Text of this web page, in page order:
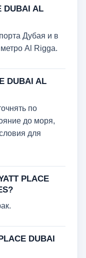
DUBAI AL
Дубая и в
Al Rigga.
DUBAI AL
по
до моря,
для
PLACE
DUBAI